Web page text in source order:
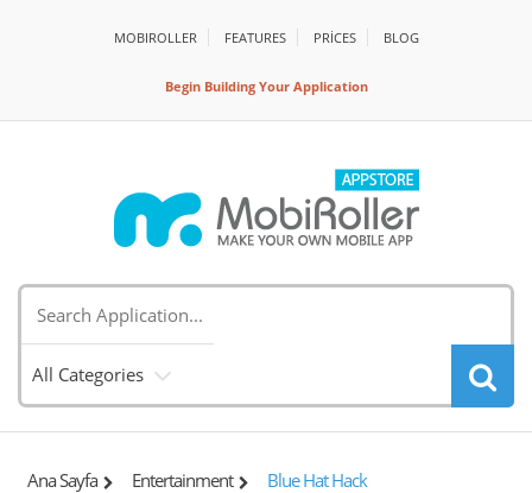
MOBIROLLER FEATURES PRİCES BLOG
Begin Building Your Application
All Categories
Ana Sayfa Entertainment Blue Hat Hack